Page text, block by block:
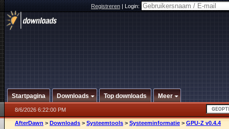
Registreren|Login:
Startpagina Downloads Top downloads Meer
8/6/2026 6:22:00 PM
AfterDawn > Downloads > Systeemtools > Systeeminformatie > GPU-Z v0.4.4